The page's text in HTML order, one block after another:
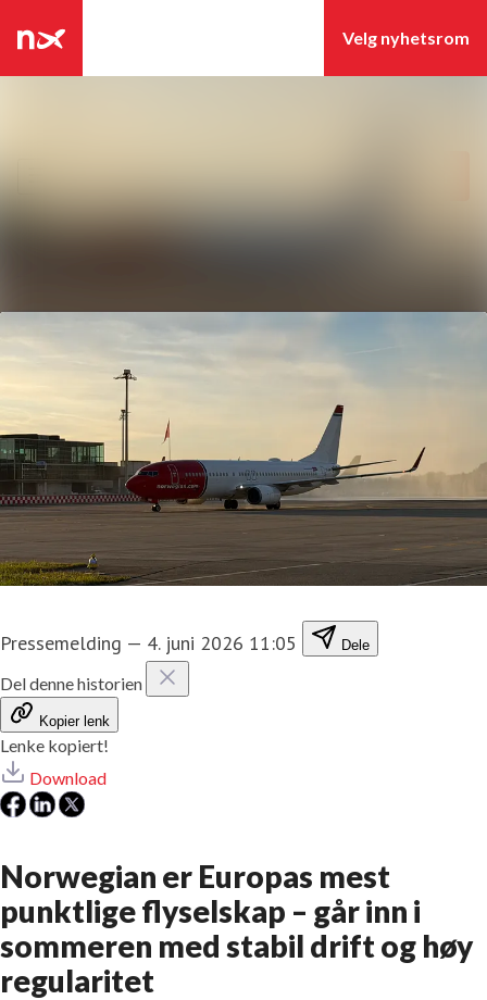
Mediebank
Pressemelding — 4. juni 2026 11:05 Dele
Del denne historien
Kopier lenk
Lenke kopiert!
Download
Norwegian er Europas mest
punktlige flyselskap – går inn i
sommeren med stabil drift og høy
regularitet